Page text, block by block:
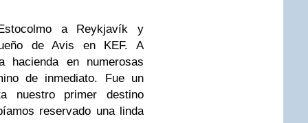
a Reykjavík y
de Avis en KEF. A
hacienda en numerosas
de inmediato. Fue un
nuestro primer destino
reservado una linda